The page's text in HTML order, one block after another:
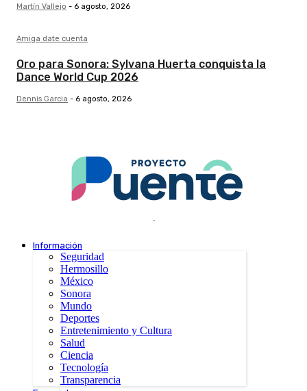
Martín Vallejo - 6 agosto, 2026
Amiga date cuenta
Oro para Sonora: Sylvana Huerta conquista la
Dance World Cup 2026
Dennis Garcia - 6 agosto, 2026
.
Información
Seguridad
Hermosillo
México
Sonora
Mundo
Deportes
Entretenimiento y Cultura
Salud
Ciencia
Tecnología
Transparencia